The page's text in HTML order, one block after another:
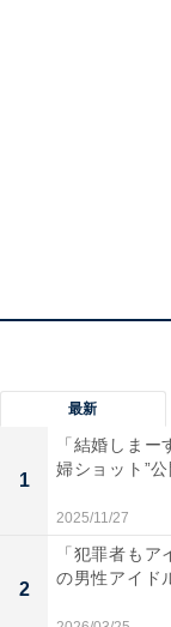
最新
1
「結婚しま
婦ショット”
2025/11/27
2
「犯罪者も
の男性アイド